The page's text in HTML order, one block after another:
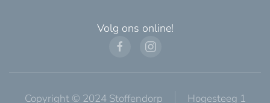
Volg ons online!
Copyright © 2024 Stoffendorp
Hogesteeg 1